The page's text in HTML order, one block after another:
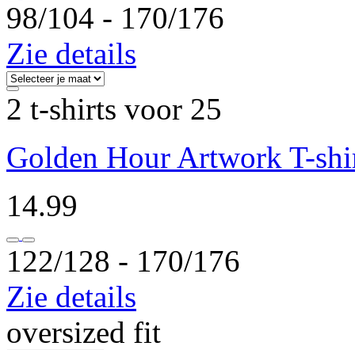
98/104 ‐ 170/176
Zie details
2 t-shirts voor 25
Golden Hour Artwork T-
14.99
122/128 ‐ 170/176
Zie details
oversized fit